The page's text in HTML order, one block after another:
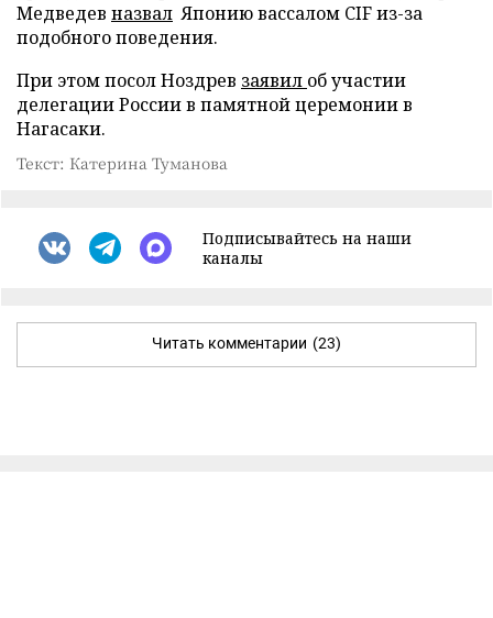
Медведев назвал Японию вассалом CIF из-за
подобного поведения.
При этом посол Ноздрев заявил об участии
делегации России в памятной церемонии в
Нагасаки.
Текст: Катерина Туманова
Подписывайтесь на наши
каналы
Читать комментарии (23)